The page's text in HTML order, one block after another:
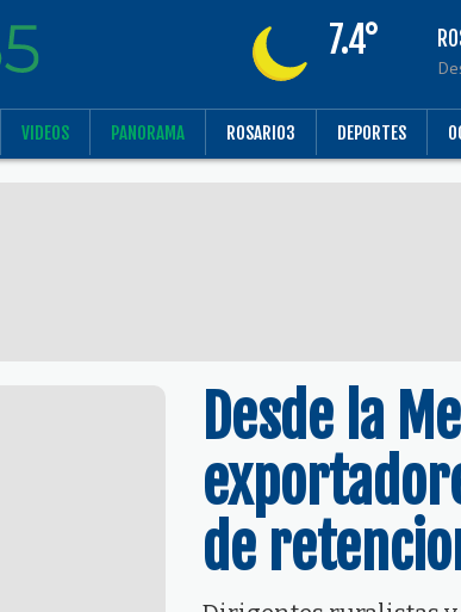
7.4°
VIDEOS PANORAMA ROSARIO3 DEPORTES
Desde la
de